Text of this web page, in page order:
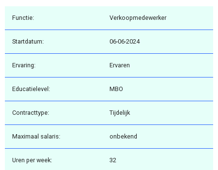
Functie: Verkoopmedewerker
Startdatum: 06-06-2024
Ervaring: Ervaren
Educatielevel: MBO
Contracttype: Tijdelijk
Maximaal salaris: onbekend
Uren per week: 32